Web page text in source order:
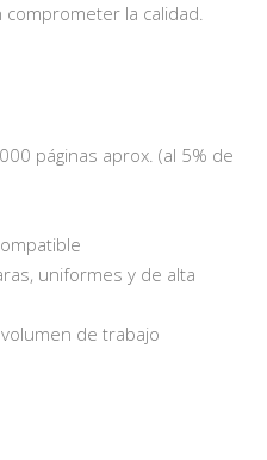
la calidad.
páginas aprox. (al 5% de
uniformes y de alta
de trabajo